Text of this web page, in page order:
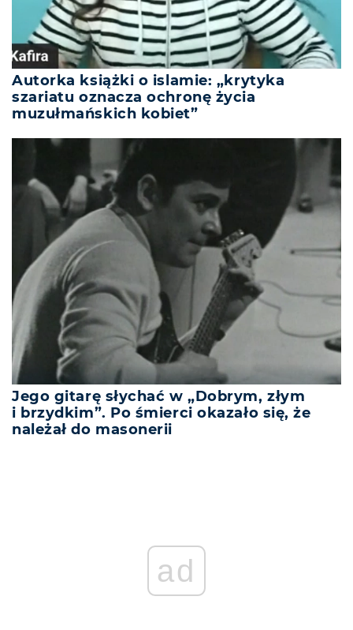
Autorka książki o islamie: „krytyka
szariatu oznacza ochronę życia
muzułmańskich kobiet”
Jego gitarę słychać w „Dobrym, złym
i brzydkim”. Po śmierci okazało się, że
należał do masonerii
ad